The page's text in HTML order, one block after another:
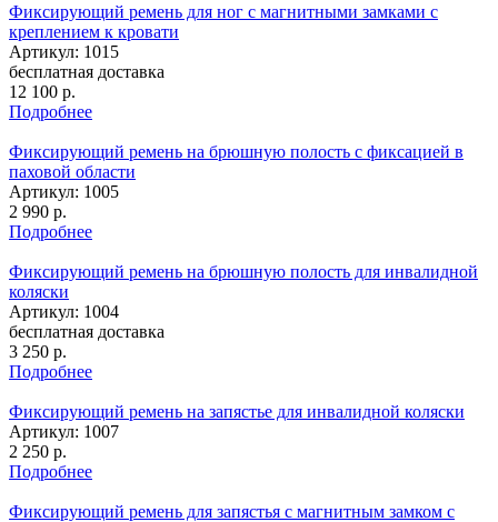
Фиксирующий ремень для ног с магнитными замками с
креплением к кровати
Артикул: 1015
бесплатная доставка
12 100 р.
Подробнее
Фиксирующий ремень на брюшную полость с фиксацией в
паховой области
Артикул: 1005
2 990 р.
Подробнее
Фиксирующий ремень на брюшную полость для инвалидной
коляски
Артикул: 1004
бесплатная доставка
3 250 р.
Подробнее
Фиксирующий ремень на запястье для инвалидной коляски
Артикул: 1007
2 250 р.
Подробнее
Фиксирующий ремень для запястья с магнитным замком с